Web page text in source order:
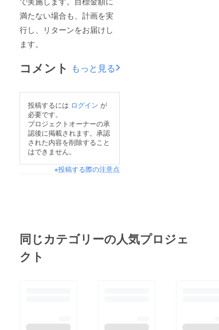
満たない場合も、計画を実
行し、リターンをお届けし
ます。
コメント もっと見る
投稿するには ログイン が
必要です。
プロジェクトオーナーの承
認後に掲載されます。承認
された内容を削除すること
はできません。
※投稿する際の注意点
同じカテゴリーの人気プロジェ
クト